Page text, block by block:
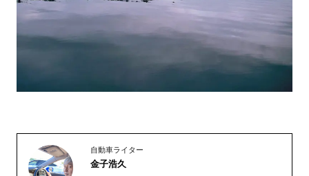
自動車ライター
金子浩久